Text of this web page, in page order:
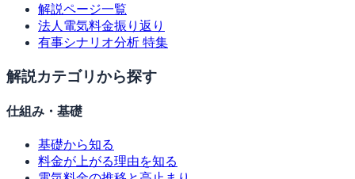
解説ページ一覧
法人電気料金振り返り
有事シナリオ分析 特集
解説カテゴリから探す
仕組み・基礎
基礎から知る
料金が上がる理由を知る